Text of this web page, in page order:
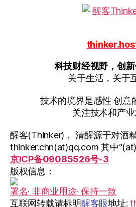
科技财经视野，创
关于生活，关于
技术的境界是感性 创意
关注技术和产
醒客(Thinker)， 清醒源于对酒
thinker.chn(at)qq.com 其中
京ICP备09085526号-3
版权信息：
署名· 非商业用途· 保持一致
互联网转载请标明醒客眼地址: